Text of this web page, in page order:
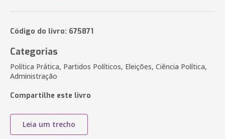
Código do livro: 675871
Categorias
Política Prática, Partidos Políticos, Eleições, Ciência Política,
Administração
Compartilhe este livro
Leia um trecho